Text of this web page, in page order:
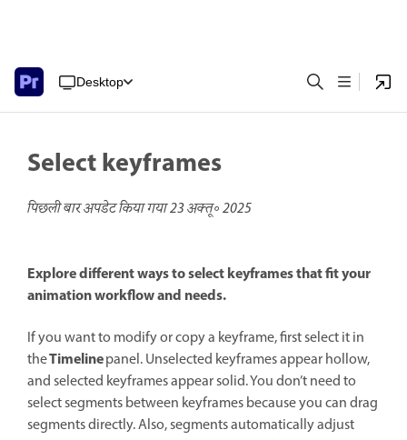
Desktop
Select keyframes
पिछली बार अपडेट किया गया23 अक्तू॰ 2025
Explore different ways to select keyframes that fit your
animation workflow and needs.
If you want to modify or copy a keyframe, first select it in
theTimelinepanel. Unselected keyframes appear hollow,
and selected keyframes appear solid. You don’t need to
select segments between keyframes because you can drag
segments directly. Also, segments automatically adjust